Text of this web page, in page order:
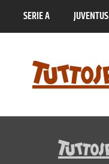
SERIE A JUVENTUS